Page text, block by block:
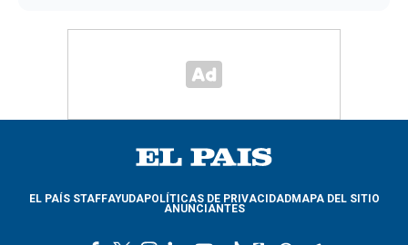
EL PAÍS STAFFAYUDAPOLÍTICAS DE PRIVACIDADMAPA DEL SITIO
ANUNCIANTES